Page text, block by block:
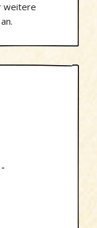
weitere